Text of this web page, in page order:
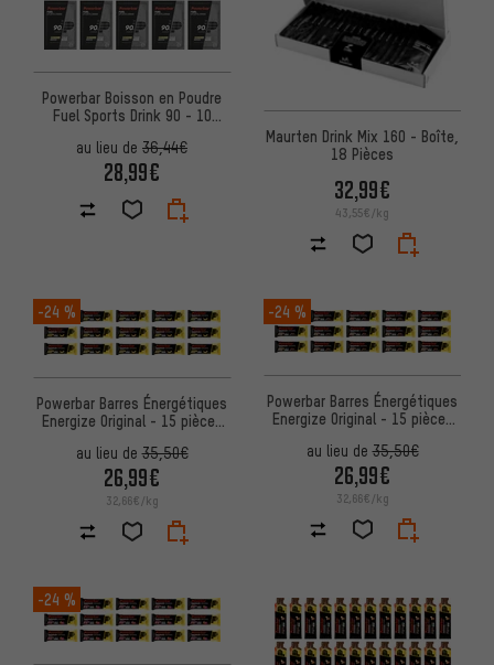
Powerbar Boisson en Poudre
Fuel Sports Drink 90 - 10
au lieu de 36,44€
28,99€
Maurten Drink Mix 160 - Boîte,
18 Pièces
32,99€
43,55€/kg
-24 %
Powerbar Barres Énergétiques
Energize Original - 15 pièces
au lieu de35,50€
26,99€
32,66€/kg
-24 %
Powerbar Barres Énergétiques
Energize Original - 15 pièces
au lieu de35,50€
26,99€
32,66€/kg
-24 %